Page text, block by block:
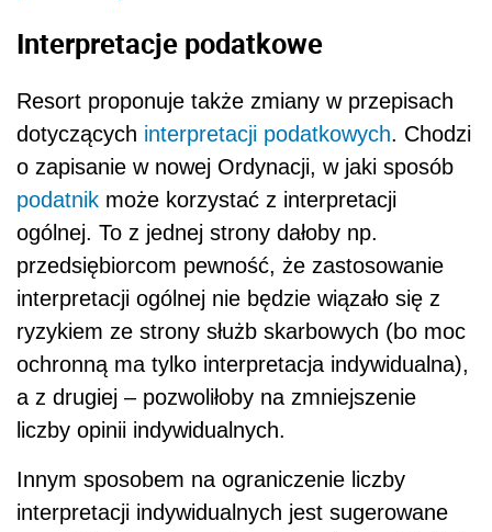
Interpretacje podatkowe
Resort proponuje także zmiany w przepisach
dotyczących interpretacji podatkowych. Chodzi
o zapisanie w nowej Ordynacji, w jaki sposób
podatnik może korzystać z interpretacji
ogólnej. To z jednej strony dałoby np.
przedsiębiorcom pewność, że zastosowanie
interpretacji ogólnej nie będzie wiązało się z
ryzykiem ze strony służb skarbowych (bo moc
ochronną ma tylko interpretacja indywidualna),
a z drugiej – pozwoliłoby na zmniejszenie
liczby opinii indywidualnych.
Innym sposobem na ograniczenie liczby
interpretacji indywidualnych jest sugerowane